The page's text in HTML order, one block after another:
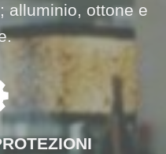
alluminio, ottone e